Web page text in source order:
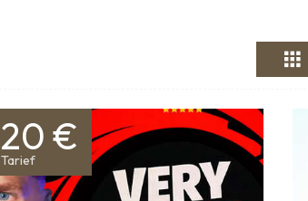
20 €
Tarief